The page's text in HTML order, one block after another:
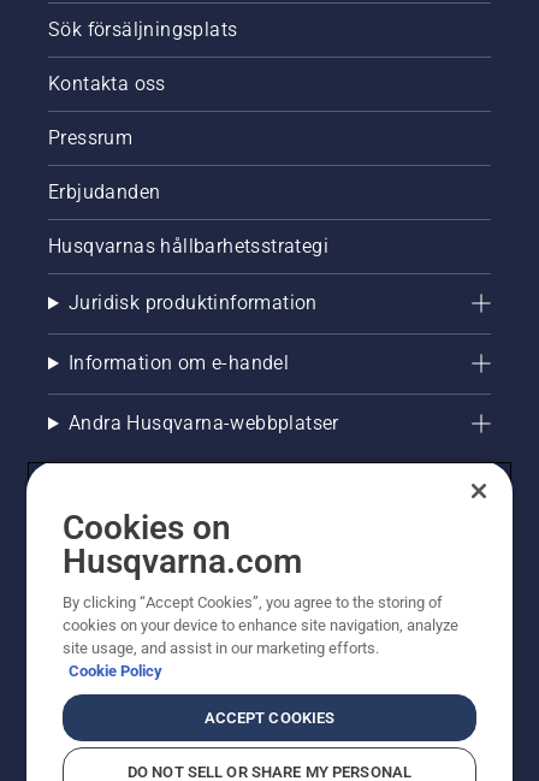
Sök försäljningsplats
Kontakta oss
Pressrum
Erbjudanden
Husqvarnas hållbarhetsstrategi
Juridisk produktinformation
Information om e-handel
Andra Husqvarna-webbplatser
© Husqvarna AB (publ). All rights reserved. Priserna
som visas är rekommenderade cirkapriser. Alla angivna
priser är rekommenderade försäljningspriser (inkl.
moms) om inte produkten är tillgänglig för direkt köp.
CookiepolicyAnvändningsvillkor Sekretessmeddelande
Cookies on
Husqvarna.com
By clicking “Accept Cookies”, you agree to the storing of
cookies on your device to enhance site navigation, analyze
site usage, and assist in our marketing efforts.
Cookie Policy
ACCEPT COOKIES
DO NOT SELL OR SHARE MY PERSONAL